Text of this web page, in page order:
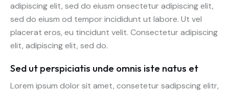
adipiscing elit, sed do eiusm onsectetur adipiscing elit,
sed do eiusm od tempor incididunt ut labore. Ut vel
placerat eros, eu tincidunt velit. Consectetur adipiscing
elit, adipiscing elit, sed do.
Sed ut perspiciatis unde omnis iste natus et
Lorem ipsum dolor sit amet, consetetur sadipscing elitr,